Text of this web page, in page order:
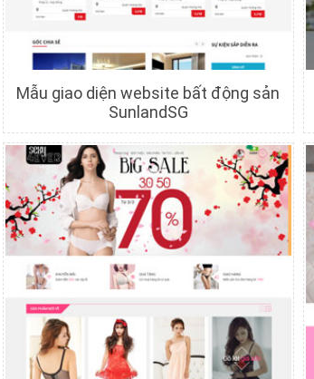
Chi tiết Xem trước
Mẫu giao diện website bất động sản
SunlandSG